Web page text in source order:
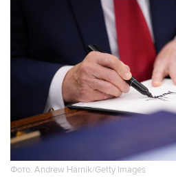
Фото: Andrew Harnik/Getty Images